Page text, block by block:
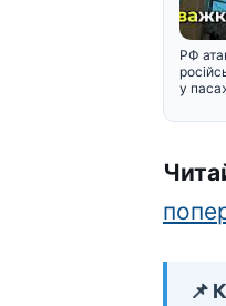
РФ
у
📌